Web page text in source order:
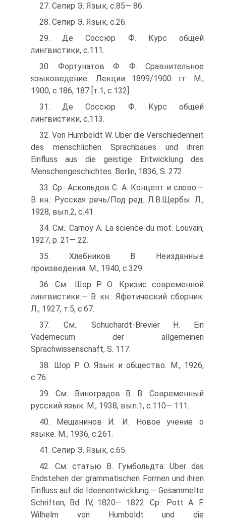
27. Сепир Э. Язык, с.85— 86.
28. Сепир Э. Язык, с.26.
29. Де Соссюр Ф. Курс общей
лингвистики, с.111.
30. Фортунатов Ф. Ф. Сравнительное
языковедение. Лекции 1899/1900 гг. М.,
1900, с.186, 187 [т.1, с.132].
31. Де Соссюр Ф. Курс общей
лингвистики, с.113.
32. Von Humboldt W. Uber die Verschiedenheit
des menschlichen Sprachbaues und ihren
Einfluss aus die geistige Entwicklung des
Menschengeschichtes. Berlin, 1836, S. 272.
33. Ср.: Аскольдов С. А. Концепт и слово.—
В кн.: Русская речь/Под ред. Л.В.Щербы. Л.,
1928, вып.2, с.41.
34. См.: Carnoy A. La science du mot. Louvain,
1927, p. 21— 22.
35. Хлебников В. Неизданные
произведения. М., 1940, с.329.
36. См.: Шор P. О. Кризис современной
лингвистики.— В кн.: Яфетический сборник.
Л., 1927, т.5, с.67.
37. См.: Schuchardt-Brevier H. Ein
Vademecum der allgemeinen
Sprachwissenschaft, S. 117.
38. Шор P. О. Язык и общество. М., 1926,
с.76.
39. См.: Виноградов В. В. Современный
русский язык. М., 1938, вып.1, с.110— 111.
40. Мещанинов И. И. Новое учение о
языке. М., 1936, с.261.
41. Сепир Э. Язык, с.65.
42. См. статью В. Гумбольдта: Uber das
Endstehen der grammatischen Formen und ihren
Einfluss auf die Ideenentwicklung.— Gesammelte
Schriften, Bd. IV, 1820— 1822. Ср.: Pott A. F.
Wilhelm von Humboldt und die